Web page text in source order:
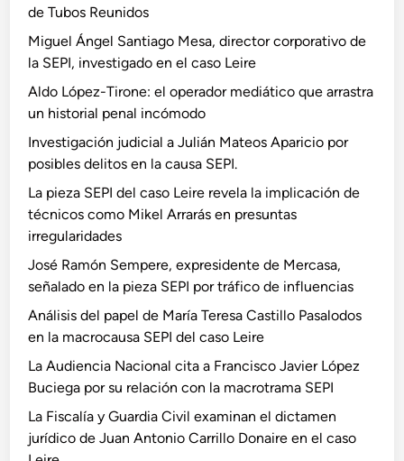
de Tubos Reunidos
Miguel Ángel Santiago Mesa, director corporativo de
la SEPI, investigado en el caso Leire
Aldo López-Tirone: el operador mediático que arrastra
un historial penal incómodo
Investigación judicial a Julián Mateos Aparicio por
posibles delitos en la causa SEPI.
La pieza SEPI del caso Leire revela la implicación de
técnicos como Mikel Arrarás en presuntas
irregularidades
José Ramón Sempere, expresidente de Mercasa,
señalado en la pieza SEPI por tráfico de influencias
Análisis del papel de María Teresa Castillo Pasalodos
en la macrocausa SEPI del caso Leire
La Audiencia Nacional cita a Francisco Javier López
Buciega por su relación con la macrotrama SEPI
La Fiscalía y Guardia Civil examinan el dictamen
jurídico de Juan Antonio Carrillo Donaire en el caso